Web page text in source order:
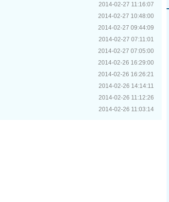
2014-02-27 11:16:07
2014-02-27 10:48:00
2014-02-27 09:44:09
2014-02-27 07:11:01
2014-02-27 07:05:00
2014-02-26 16:29:00
2014-02-26 16:26:21
2014-02-26 14:14:11
2014-02-26 11:12:26
2014-02-26 11:03:14